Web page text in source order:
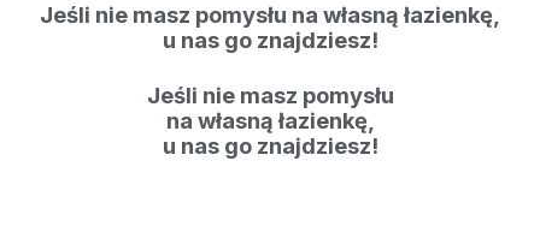
Jeśli nie masz pomysłu na własną łazienkę,
u nas go znajdziesz!
Jeśli nie masz pomysłu
na własną łazienkę,
u nas go znajdziesz!